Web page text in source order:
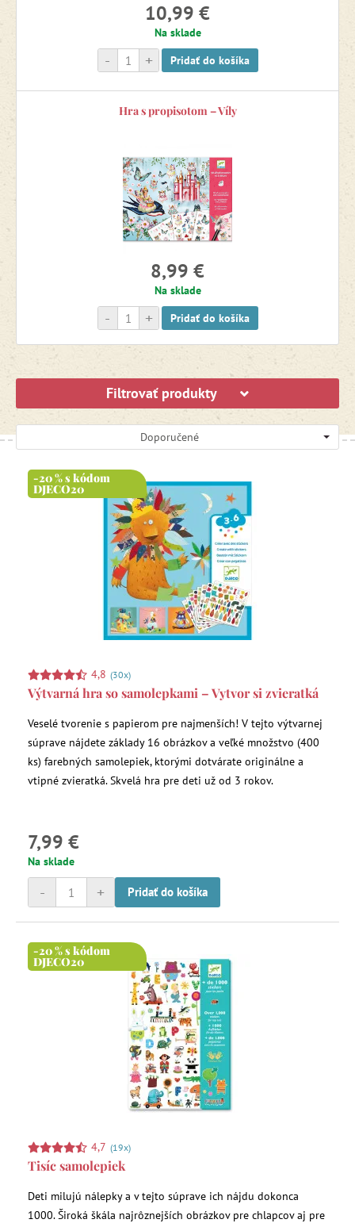
10,99 €
Na sklade
+
- Pridať do košíka
Hra s propisotom – Víly
8,99 €
Na sklade
+
- Pridať do košíka
Filtrovať produkty
Doporučené
-20 % s kódom
DJECO20
4,8 (30x)
Výtvarná hra so samolepkami – Vytvor si zvieratká
Veselé tvorenie s papierom pre najmenších! V tejto výtvarnej
súprave nájdete základy 16 obrázkov a veľké množstvo (400
ks) farebných samolepiek, ktorými dotvárate originálne a
vtipné zvieratká. Skvelá hra pre deti už od 3 rokov.
7,99 €
Na sklade
+
- Pridať do košíka
-20 % s kódom
DJECO20
4,7 (19x)
Tisíc samolepiek
Deti milujú nálepky a v tejto súprave ich nájdu dokonca
1000. Široká škála najrôznejších obrázkov pre chlapcov aj pre